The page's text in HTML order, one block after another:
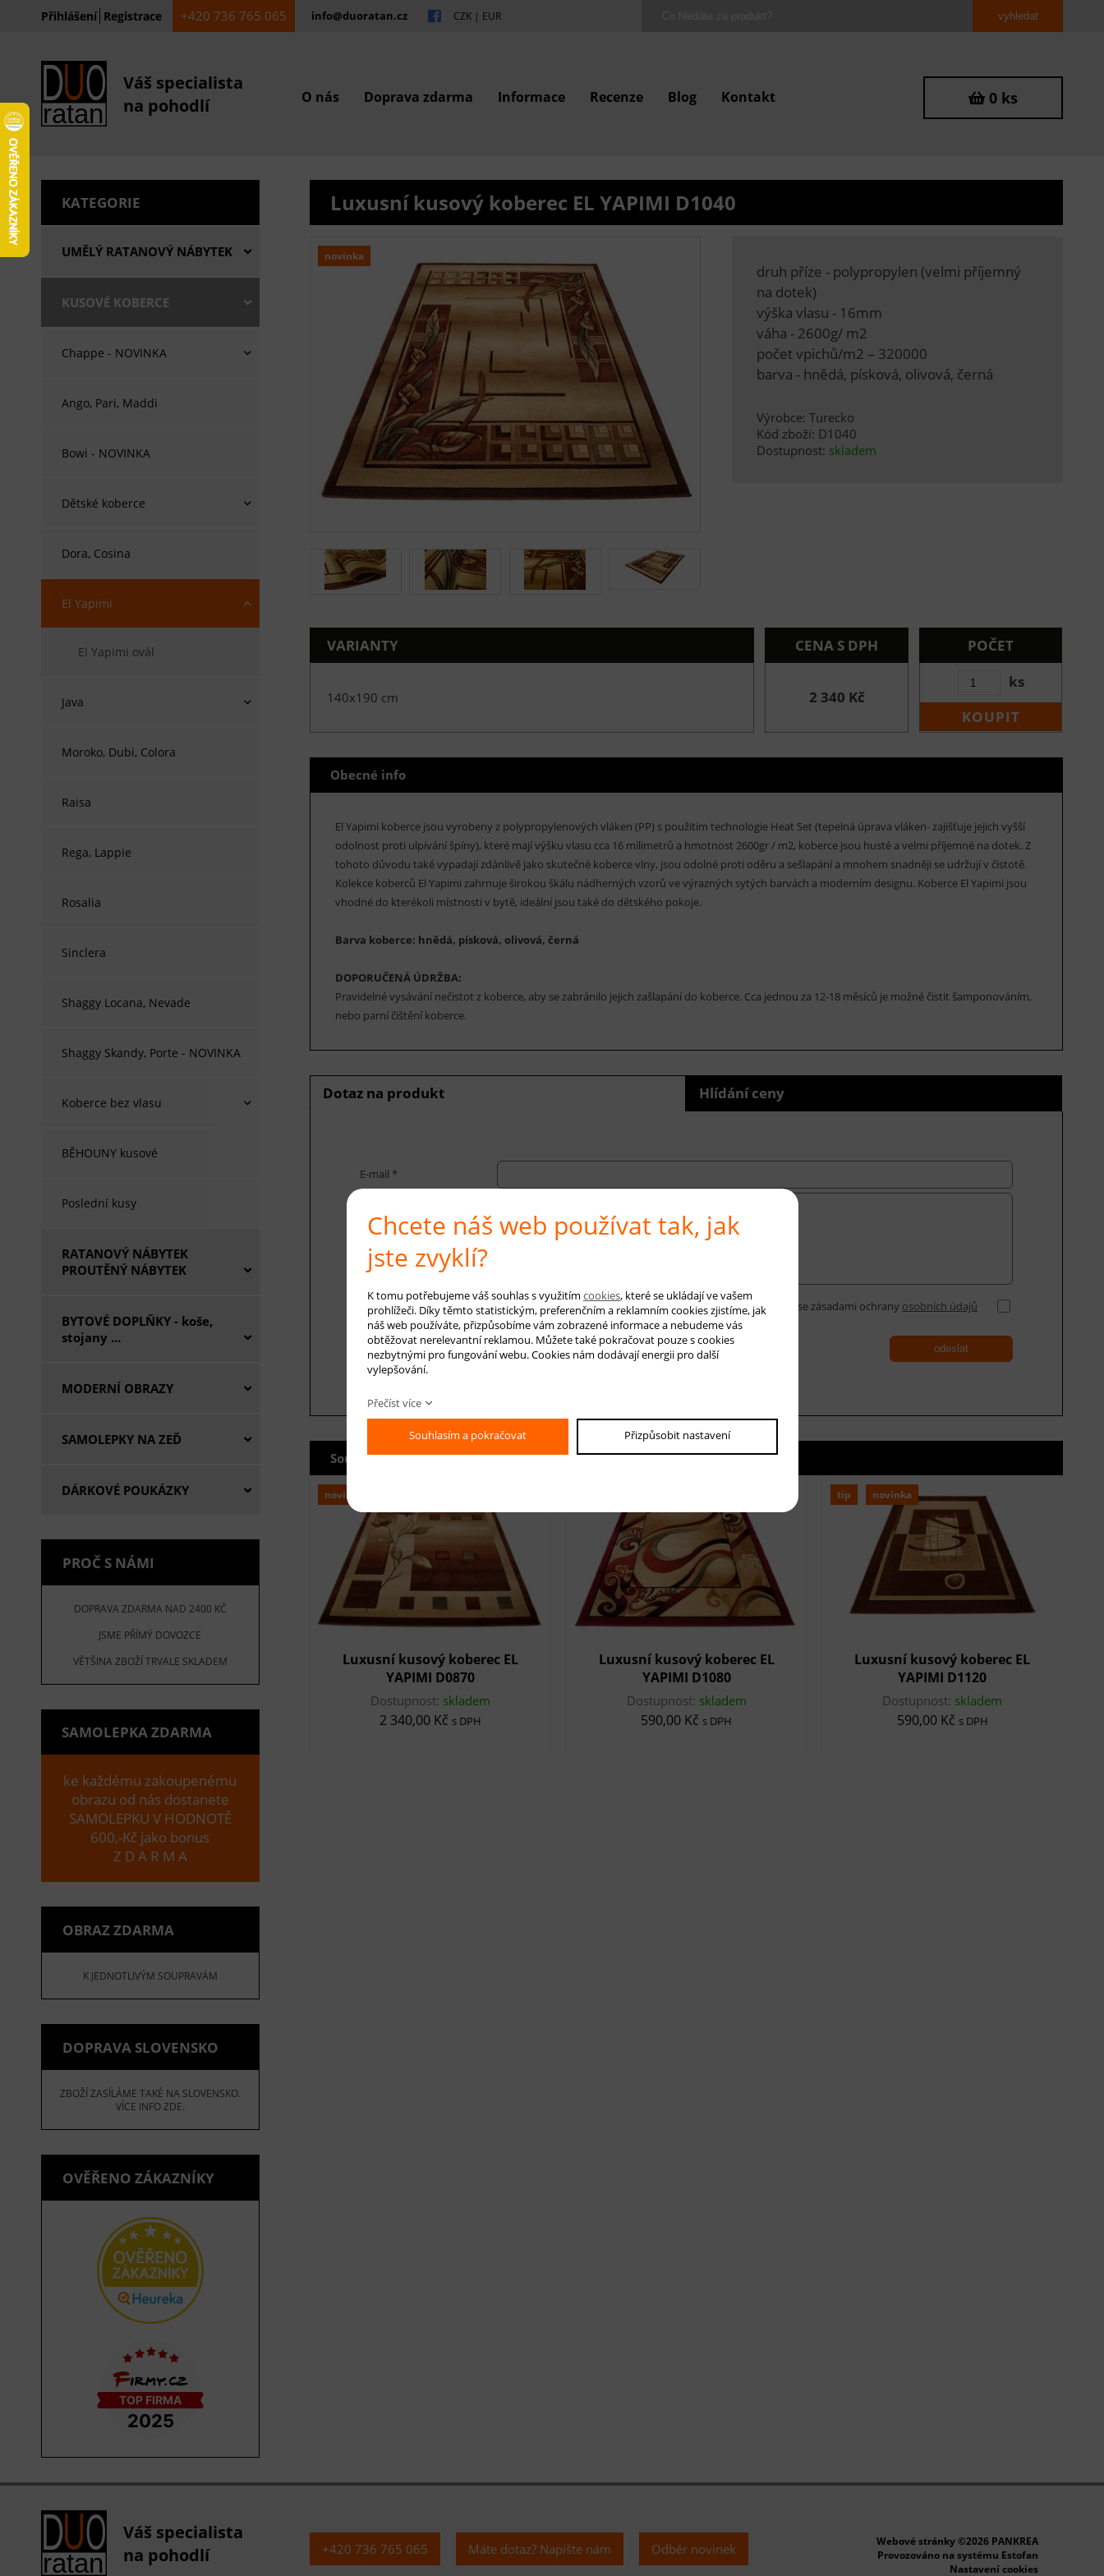
Přihlášení Registrace +420 736 765 065 info@duoratan.cz CZK | EUR
Váš specialista
na pohodlí
O nás Doprava zdarma Informace Recenze Blog Kontakt 0 ks
KATEGORIE
UMĚLÝ RATANOVÝ NÁBYTEK
KUSOVÉ KOBERCE
Chappe - NOVINKA
Ango, Pari, Maddi
Bowi - NOVINKA
Dětské koberce
Dora, Cosina
El Yapimi
El Yapimi ovál
Java
Moroko, Dubi, Colora
Raisa
Rega, Lappie
Rosalia
Sinclera
Shaggy Locana, Nevade
Shaggy Skandy, Porte - NOVINKA
Koberce bez vlasu
BĚHOUNY kusové
Poslední kusy
RATANOVÝ NÁBYTEK
PROUTĚNÝ NÁBYTEK
BYTOVÉ DOPLŇKY - koše,
stojany ...
MODERNÍ OBRAZY
SAMOLEPKY NA ZEĎ
DÁRKOVÉ POUKÁZKY
PROČ S NÁMI
DOPRAVA ZDARMA NAD 2400 KČ
JSME PŘÍMÝ DOVOZCE
VĚTŠINA ZBOŽÍ TRVALE SKLADEM
SAMOLEPKA ZDARMA
ke každému zakoupenému
obrazu od nás dostanete
SAMOLEPKU V HODNOTĚ
600,-Kč jako bonus
Z D A R M A
OBRAZ ZDARMA
K JEDNOTLIVÝM SOUPRAVÁM
DOPRAVA SLOVENSKO
ZBOŽÍ ZASÍLÁME TAKÉ NA SLOVENSKO.
VÍCE INFO ZDE.
OVĚŘENO ZÁKAZNÍKY
Luxusní kusový koberec EL YAPIMI D1040
novinka
druh příze - polypropylen (velmi příjemný
na dotek)
výška vlasu - 16mm
váha - 2600g/ m2
počet vpichů/m2 – 320000
barva - hnědá, písková, olivová, černá
Výrobce: Turecko
Kód zboží: D1040
Dostupnost: skladem
VARIANTY CENA S DPH POČET
140x190 cm 2 340 Kč
ks
KOUPIT
Obecné info
El Yapimi koberce jsou vyrobeny z polypropylenových vláken (PP) s použitím technologie Heat Set (tepelná úprava vláken- zajišťuje jejich vyšší
odolnost proti ulpívání špíny), které mají výšku vlasu cca 16 milimetrů a hmotnost 2600gr / m2, koberce jsou husté a velmi příjemné na dotek. Z
tohoto důvodu také vypadají zdánlivě jako skutečné koberce vlny, jsou odolné proti oděru a sešlapání a mnohem snadněji se udržují v čistotě.
Kolekce koberců El Yapimi zahrnuje širokou škálu nádherných vzorů ve výrazných sytých barvách a moderním designu. Koberce El Yapimi jsou
vhodné do kterékoli místnosti v bytě, ideální jsou také do dětského pokoje.
Barva koberce: hnědá, písková, olivová, černá
DOPORUČENÁ ÚDRŽBA:
Pravidelné vysávání nečistot z koberce, aby se zabránilo jejich zašlapání do koberce. Cca jednou za 12-18 měsíců je možné čistit šamponováním,
nebo parní čištění koberce.
Dotaz na produkt Hlídání ceny
E-mail *
Souhlasím se zásadami ochrany osobních údajů
odeslat
Související produkty
novinka
Luxusní kusový koberec EL
YAPIMI D0870
Dostupnost: skladem
2 340,00 Kč s DPH
Luxusní kusový koberec EL
YAPIMI D1080
Dostupnost: skladem
590,00 Kč s DPH
tip novinka
Luxusní kusový koberec EL
YAPIMI D1120
Dostupnost: skladem
590,00 Kč s DPH
Váš specialista
na pohodlí
+420 736 765 065 Máte dotaz? Napište nám Odběr novinek
Webové stránky ©2026 PANKREA
Provozováno na systému Estofan
Nastavení cookies
Chcete náš web používat tak, jak
jste zvyklí?
K tomu potřebujeme váš souhlas s využitím cookies, které se ukládají ve vašem
prohlížeči. Díky těmto statistickým, preferenčním a reklamním cookies zjistíme, jak
náš web používáte, přizpůsobíme vám zobrazené informace a nebudeme vás
obtěžovat nerelevantní reklamou. Můžete také pokračovat pouze s cookies
nezbytnými pro fungování webu. Cookies nám dodávají energii pro další
vylepšování.
Přečíst více
Souhlasím a pokračovat Přizpůsobit nastavení